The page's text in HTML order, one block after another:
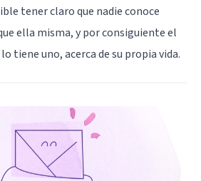
tener claro que nadie conoce
ella misma, y por consiguiente el
tiene uno, acerca de su propia vida.